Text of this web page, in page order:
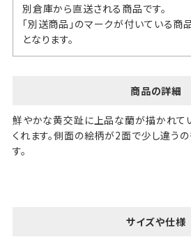
別倉庫から直送される商品です。
「別送商品」のマークが付いている
となります。
商品の詳細
鮮やかな黄交趾に上品な蘭が描かれて
くれます。側面の絵柄が2面で少し違う
す。
サイズや仕様